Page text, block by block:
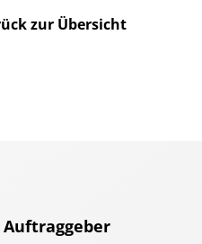
zur Übersicht
Auftraggeber